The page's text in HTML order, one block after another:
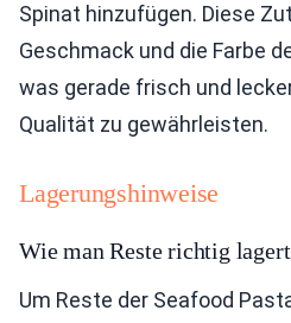
Spinat hinzufügen. Diese
Geschmack und die Farbe
was gerade frisch und
Qualität zu gewährleisten.
Lagerungshinweise
Wie man Reste richtig lagert
Um Reste der Seafood